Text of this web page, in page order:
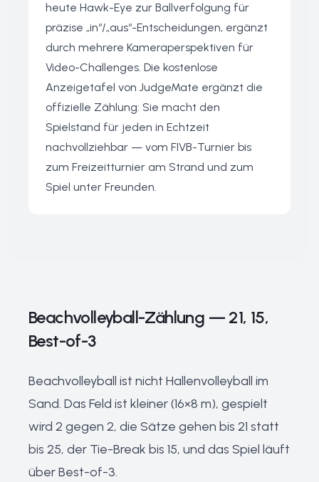
heute Hawk-Eye zur Ballverfolgung für
präzise „in“/„aus“-Entscheidungen, ergänzt
durch mehrere Kameraperspektiven für
Video-Challenges. Die kostenlose
Anzeigetafel von JudgeMate ergänzt die
offizielle Zählung: Sie macht den
Spielstand für jeden in Echtzeit
nachvollziehbar — vom FIVB-Turnier bis
zum Freizeitturnier am Strand und zum
Spiel unter Freunden.
Beachvolleyball-Zählung — 21, 15,
Best-of-3
Beachvolleyball ist nicht Hallenvolleyball im
Sand. Das Feld ist kleiner (16×8 m), gespielt
wird 2 gegen 2, die Sätze gehen bis 21 statt
bis 25, der Tie-Break bis 15, und das Spiel läuft
über Best-of-3.